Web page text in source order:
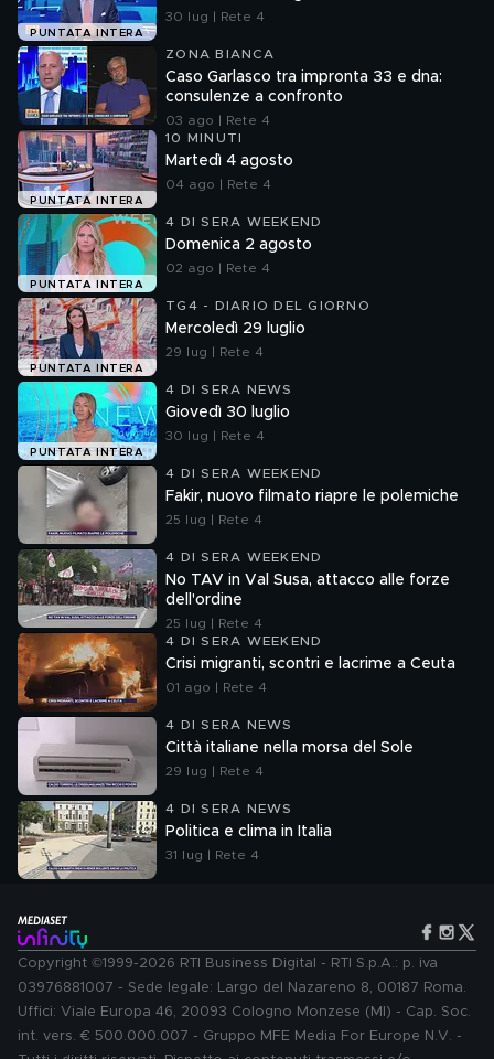
PUNTATA INTERA
30 lug | Rete 4
ZONA BIANCA
Caso Garlasco tra impronta 33 e dna:
consulenze a confronto
03 ago | Rete 4
PUNTATA INTERA
10 MINUTI
Martedì 4 agosto
04 ago | Rete 4
PUNTATA INTERA
4 DI SERA WEEKEND
Domenica 2 agosto
02 ago | Rete 4
PUNTATA INTERA
TG4 - DIARIO DEL GIORNO
Mercoledì 29 luglio
29 lug | Rete 4
PUNTATA INTERA
4 DI SERA NEWS
Giovedì 30 luglio
30 lug | Rete 4
4 DI SERA WEEKEND
Fakir, nuovo filmato riapre le polemiche
25 lug | Rete 4
4 DI SERA WEEKEND
No TAV in Val Susa, attacco alle forze
dell'ordine
25 lug | Rete 4
4 DI SERA WEEKEND
Crisi migranti, scontri e lacrime a Ceuta
01 ago | Rete 4
4 DI SERA NEWS
Città italiane nella morsa del Sole
29 lug | Rete 4
4 DI SERA NEWS
Politica e clima in Italia
31 lug | Rete 4
Copyright ©1999-2026 RTI Business Digital - RTI S.p.A.: p. iva
03976881007 - Sede legale: Largo del Nazareno 8, 00187 Roma.
Uffici: Viale Europa 46, 20093 Cologno Monzese (MI) - Cap. Soc.
int. vers. € 500.000.007 - Gruppo MFE Media For Europe N.V. -